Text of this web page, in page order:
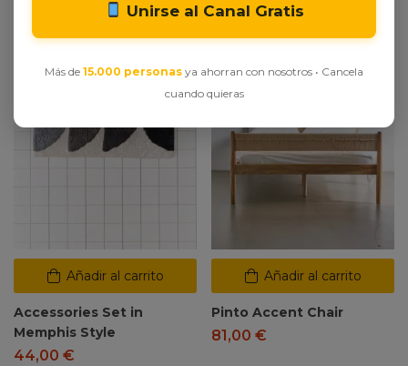
Añadir al carrito
Accessories Set in
Memphis Style
44,00 €
Añadir al carrito
Pinto Accent Chair
81,00 €
Unirse al Canal Gratis
Más de 15.000 personas ya ahorran con nosotros • Cancela
cuando quieras